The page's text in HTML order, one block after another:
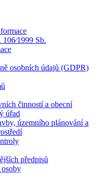
Sb.
osobních údajů (GDPR)
činností a obecní
úřad
územního plánování a
předpisů